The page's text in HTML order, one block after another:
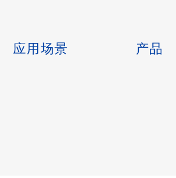
应用场景 产品